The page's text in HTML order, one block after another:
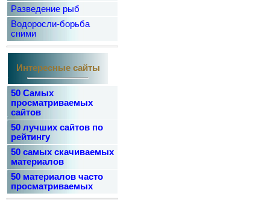
Разведение рыб
Водоросли-борьба
сними
Интересные сайты
50 Самых
просматриваемых
сайтов
50 лучших сайтов по
рейтингу
50 самых скачиваемых
материалов
50 материалов часто
просматриваемых